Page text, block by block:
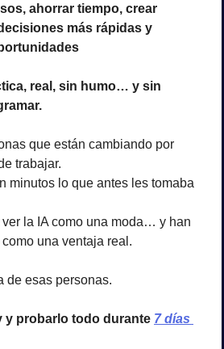
ahorrar tiempo, crear
más rápidas y
real, sin humo… y sin
que están cambiando por
trabajar.
minutos lo que antes les tomaba
la IA como una moda… y han
una ventaja real.
de esas personas.
y probarlo todo durante 7 días